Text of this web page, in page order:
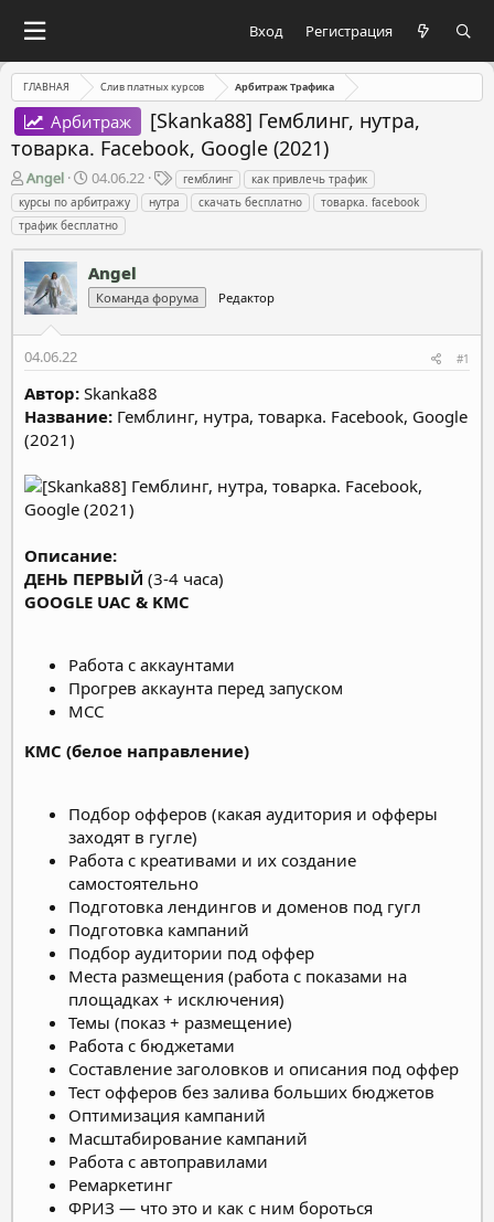
Вход Регистрация
ГЛАВНАЯ Слив платных курсов Арбитраж Трафика
Арбитраж
[Skanka88] Гемблинг, нутра,
товарка. Facebook, Google (2021)
А
в
т
о
р
т
е
м
ы
Angel
Д
а
т
а
н
а
ч
л
04.06.22
Т
е
г
гемблинг
как привлечь трафик
курсы по арбитражу
нутра скачать бесплатно
товарка. facebook
трафик бесплатно
Angel
Команда форума Редактор
04.06.22 #1
Автор: Skanka88
Название: Гемблинг, нутра, товарка. Facebook, Google
(2021)
Описание:
ДЕНЬ ПЕРВЫЙ (3-4 часа)
GOOGLE UAC & KMC
Работа с аккаунтами
Прогрев аккаунта перед запуском
МСС
KMC (белое направление)
Подбор офферов (какая аудитория и офферы
заходят в гугле)
Работа с креативами и их создание
самостоятельно
Подготовка лендингов и доменов под гугл
Подготовка кампаний
Подбор аудитории под оффер
Места размещения (работа с показами на
площадках + исключения)
Темы (показ + размещение)
Работа с бюджетами
Составление заголовков и описания под оффер
Тест офферов без залива больших бюджетов
Оптимизация кампаний
Масштабирование кампаний
Работа с автоправилами
Ремаркетинг
ФРИЗ — что это и как с ним бороться